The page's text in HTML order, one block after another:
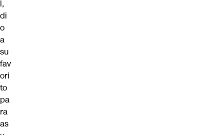
l,
di
o
a
su
fav
ori
to
pa
ra
as